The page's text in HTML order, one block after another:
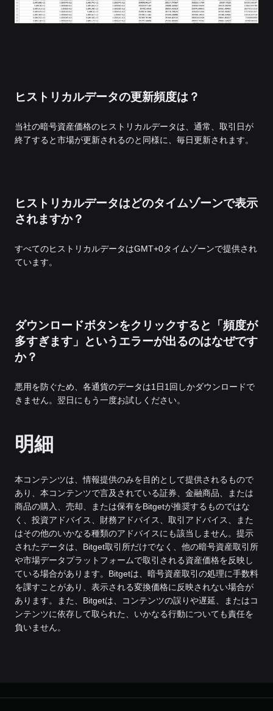
ヒストリカルデータの更新頻度は？
当社の暗号資産価格のヒストリカルデータは、通常、取引日が
終了すると市場が更新されるのと同様に、毎日更新されます。
ヒストリカルデータはどのタイムゾーンで表示
されますか？
すべてのヒストリカルデータはGMT+0タイムゾーンで提供され
ています。
ダウンロードボタンをクリックすると「頻度が
多すぎます」というエラーが出るのはなぜです
か？
悪用を防ぐため、各通貨のデータは1日1回しかダウンロードで
きません。翌日にもう一度お試しください。
明細
本コンテンツは、情報提供のみを目的として提供されるもので
あり、本コンテンツで言及されている証券、金融商品、または
商品の購入、売却、または保有をBitgetが推奨するものではな
く、投資アドバイス、財務アドバイス、取引アドバイス、また
はその他のいかなる種類のアドバイスにも該当しません。提示
されたデータは、Bitget取引所だけでなく、他の暗号資産取引所
や市場データプラットフォームで取引される資産価格を反映し
ている場合があります。Bitgetは、暗号資産取引の処理に手数料
を課すことがあり、表示される変換価格に反映されない場合が
あります。また、Bitgetは、コンテンツの誤りや遅延、またはコ
ンテンツに依存して取られた、いかなる行動についても責任を
負いません。